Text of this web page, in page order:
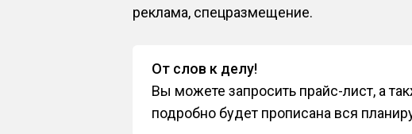
реклама, спецразмещение.
От слов к делу!
Вы можете запросить прайс-лист, а
подробно будет прописана вся